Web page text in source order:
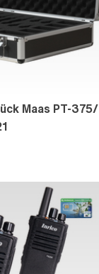
Maas PT-375/